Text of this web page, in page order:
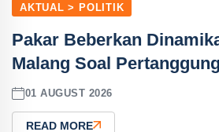
AKTUAL > POLITIK
Pakar Beberkan
Malang Soal
01 AUGUST 2026
READ MORE